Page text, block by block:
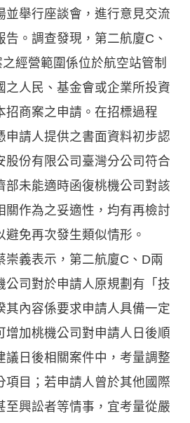
並舉行座談會，進行意見交流
。調查發現，第二航廈C、
經營範圍係位於航空站管制
之人民、基金會或企業所投資
招商案之申請。在招標過程
申請人提供之書面資料初步認
股份有限公司臺灣分公司符合
部未能適時函復桃機公司對該
關作為之妥適性，均有再檢討
免再次發生類似情形。
崇義表示，第二航廈C、D兩
公司對於申請人原規劃有「技
其內容係要求申請人具備一定
增加桃機公司對申請人日後順
議日後相關案件中，考量調整
項目；若申請人曾於其他國際
至興訟者等情事，宜考量從嚴